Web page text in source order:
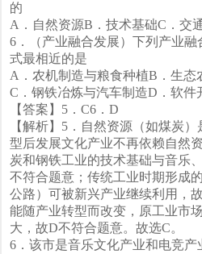
的
A．自然资源B．技术基础C．交
6．（产业融合发展）下列产业
式最相近的是
A．农机制造与粮食种植B．生态
C．钢铁冶炼与汽车制造D．软件
【答案】5．C6．D
【解析】5．自然资源（如煤炭
型后发展文化产业不再依赖自然
炭和钢铁工业的技术基础与音乐
不符合题意；传统工业时期形成
公路）可被新兴产业继续利用，
能随产业转型而改变，原工业市
大，故D不符合题意。故选C。
6．该市是音乐文化产业和电竞产